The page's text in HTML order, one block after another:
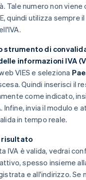
Tale numero non viene
quindi utilizza sempre
strumento di
informazioni IVA
VIES e seleziona
Quindi inserisci il
come indicato,
Infine, invia il modulo e
in tempo reale.
risultato
IVA è valida, vedrai
spesso insieme
e all'indirizzo. Se